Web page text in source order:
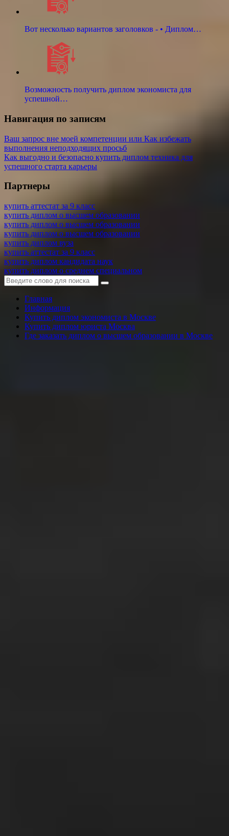
Вот несколько вариантов заголовков - • Диплом…
Возможность получить диплом экономиста для
успешной…
Навигация по записям
Ваш запрос вне моей компетенции или Как избежать
выполнения неподходящих просьб
Как выгодно и безопасно купить диплом техника для
успешного старта карьеры
Партнеры
купить аттестат за 9 класс
купить диплом о высшем образовании
купить диплом о высшем образовании
купить диплом о высшем образовании
купить диплом вуза
купить аттестат за 9 класс
купить диплом кандидата наук
купить диплом о среднем специальном
Главная
Информация
Купить диплом экономиста в Москве
Купить диплом юриста Москва
Где заказать диплом о высшем образовании в Москве